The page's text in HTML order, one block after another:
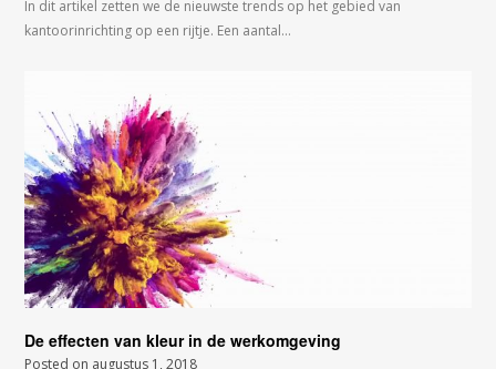
In dit artikel zetten we de nieuwste trends op het gebied van
kantoorinrichting op een rijtje. Een aantal…
De effecten van kleur in de werkomgeving
Posted on augustus 1, 2018